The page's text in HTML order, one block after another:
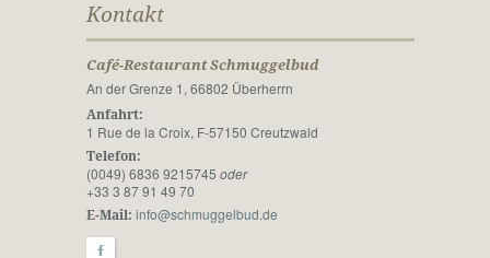
Kontakt
Café-Restaurant Schmuggelbud
An der Grenze 1, 66802 Überherrn
Anfahrt:
1 Rue de la Croix, F-57150 Creutzwald
Telefon:
(0049) 6836 9215745 oder
+33 3 87 91 49 70
E-Mail: info@schmuggelbud.de
F